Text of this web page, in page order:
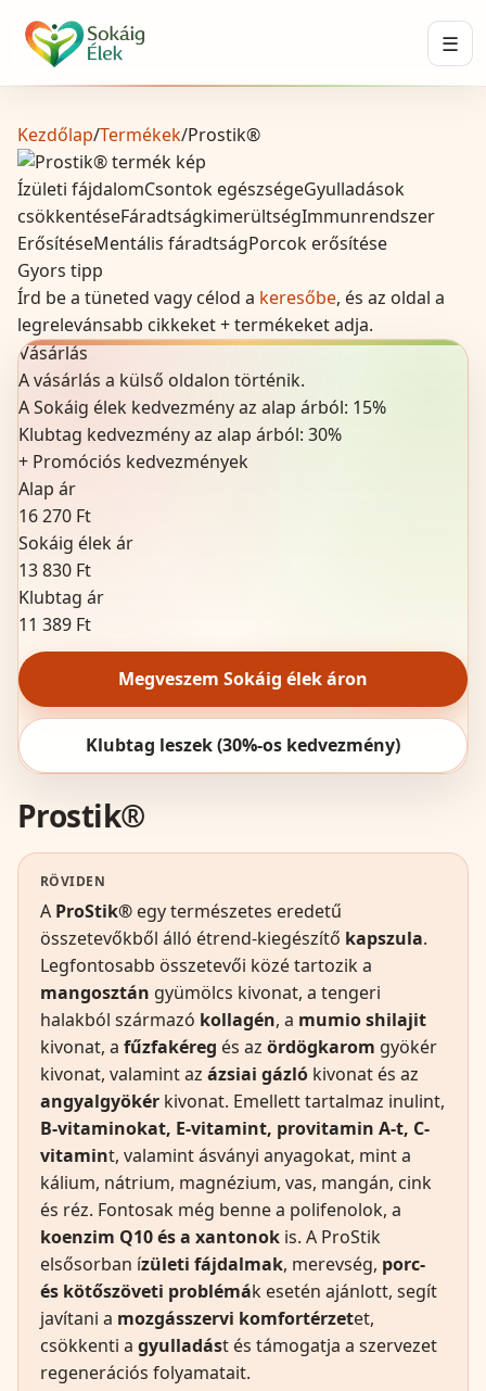
☰
Kezdőlap/Termékek/Prostik®
Ízületi fájdalomCsontok egészségeGyulladások
csökkentéseFáradtságkimerültségImmunrendszer
ErősítéseMentális fáradtságPorcok erősítése
Gyors tipp
Írd be a tüneted vagy célod a keresőbe, és az oldal a
legrelevánsabb cikkeket + termékeket adja.
Vásárlás
A vásárlás a külső oldalon történik.
A Sokáig élek kedvezmény az alap árból: 15%
Klubtag kedvezmény az alap árból: 30%
+ Promóciós kedvezmények
Alap ár
16 270 Ft
Sokáig élek ár
13 830 Ft
Klubtag ár
11 389 Ft
Megveszem Sokáig élek áron
Klubtag leszek (30%-os kedvezmény)
Prostik®
RÖVIDEN
A ProStik® egy természetes eredetű
összetevőkből álló étrend-kiegészítő kapszula.
Legfontosabb összetevői közé tartozik a
mangosztán gyümölcs kivonat, a tengeri
halakból származó kollagén, a mumio shilajit
kivonat, a fűzfakéreg és az ördögkarom gyökér
kivonat, valamint az ázsiai gázló kivonat és az
angyalgyökér kivonat. Emellett tartalmaz inulint,
B-vitaminokat, E-vitamint, provitamin A-t, C-
vitamint, valamint ásványi anyagokat, mint a
kálium, nátrium, magnézium, vas, mangán, cink
és réz. Fontosak még benne a polifenolok, a
koenzim Q10 és a xantonok is. A ProStik
elsősorban ízületi fájdalmak, merevség, porc-
és kötőszöveti problémák esetén ajánlott, segít
javítani a mozgásszervi komfortérzetet,
csökkenti a gyulladást és támogatja a szervezet
regenerációs folyamatait.